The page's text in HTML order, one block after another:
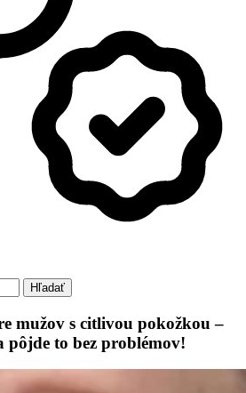
Hľadať
mužov s citlivou pokožkou –
pôjde to bez problémov!